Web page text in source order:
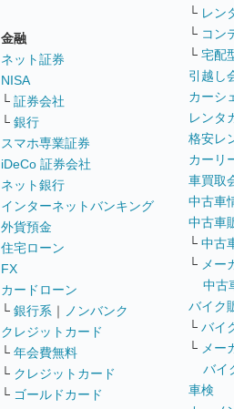
金融
ネット証券
NISA
└ 証券会社
└ 銀行
スマホ専業証券
iDeCo 証券会社
ネット銀行
インターネットバンキング
外貨預金
住宅ローン
FX
カードローン
└ 銀行系 ｜
ノンバンク
クレジットカード
└ 年会費無料
└ クレジットカード
└ ゴールドカード
└ レン
└ コン
└ 宅配
引越し
カーシ
レンタ
格安レ
カーリ
車買取
中古車
中古車
└ 中古
└ メー
中古
バイク
└ バイ
└ メー
バイ
車検